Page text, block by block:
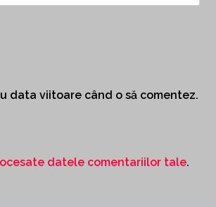
data viitoare când o să comentez.
datele comentariilor tale.